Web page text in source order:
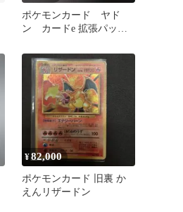
ポケモンカード ヤド
ン カードe 拡張パック
¥82,000
ポケモンカード 旧裏 か
えんリザードン